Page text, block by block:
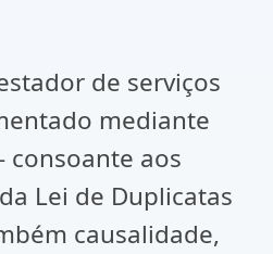
de serviços
mediante
consoante aos
Lei de Duplicatas
causalidade,